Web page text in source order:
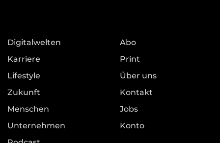
Digitalwelten
Karriere
Lifestyle
Zukunft
Menschen
Unternehmen
Abo
Print
Über uns
Kontakt
Jobs
Konto